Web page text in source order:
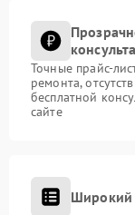
Точные прайс-
ремонта,
бесплатной
сайте
Широкий